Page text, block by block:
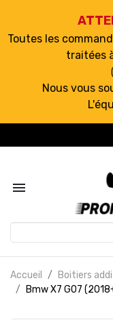
Toutes les
traitées
Nous vous

Accueil Boitiers
Bmw X7 G07